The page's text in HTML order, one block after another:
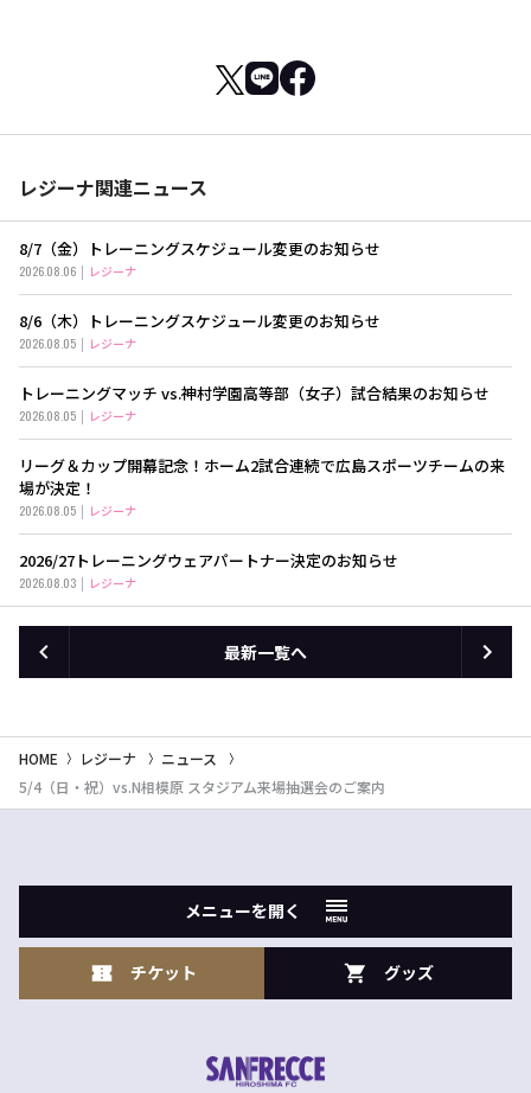
レジーナ関連ニュース
8/7（金）トレーニングスケジュール変更のお知らせ
2026.08.06 レジーナ
8/6（木）トレーニングスケジュール変更のお知らせ
2026.08.05 レジーナ
トレーニングマッチ vs.神村学園高等部（女子）試合結果のお知らせ
2026.08.05 レジーナ
リーグ＆カップ開幕記念！ホーム2試合連続で広島スポーツチームの来
場が決定！
2026.08.05 レジーナ
2026/27トレーニングウェアパートナー決定のお知らせ
2026.08.03 レジーナ
最新一覧へ
HOME レジーナ
ニュース
5/4（日・祝）vs.N相模原 スタジアム来場抽選会のご案内
メニューを開く
チケット グッズ